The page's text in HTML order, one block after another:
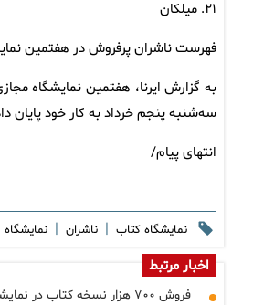
۲۱. میلکان
فهرست ناشران پرفروش در هفتمین
به گزارش ایرنا، هفتمین نمایشگاه
سه‌شنبه پنجم خرداد به کار خود پایان
انتهای پیام/
نمایشگاه کتاب | ناشران | نمایشگاه
اخبار مرتبط
فروش ۷۰۰ هزار نسخه کتاب در نمایشگاه مجازی تهران